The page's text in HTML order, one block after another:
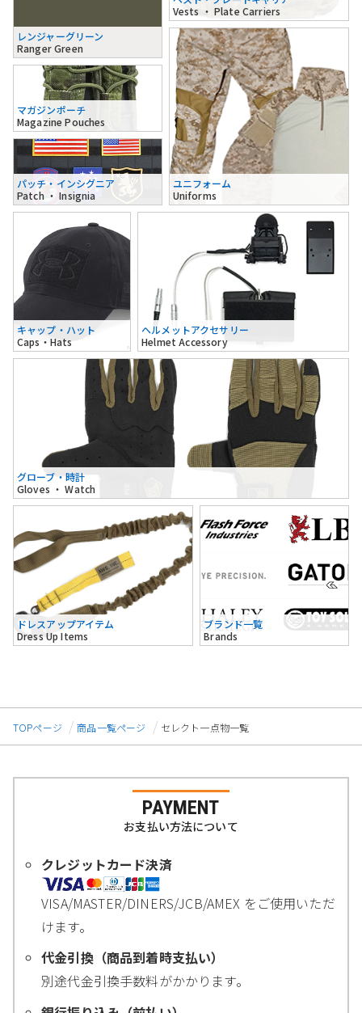
レンジャーグリーン
Ranger Green
Vests ・ Plate Carriers
マガジンポーチ
Magazine Pouches
パッチ・インシグニア
Patch ・ Insignia
ユニフォーム
Uniforms
キャップ・ハット
Caps・Hats
ヘルメットアクセサリー
Helmet Accessory
グローブ・時計
Gloves ・ Watch
ドレスアップアイテム
Dress Up Items
ブランド一覧
Brands
TOPページ 商品一覧ページ セレクト一点物一覧
PAYMENT
お支払い方法について
クレジットカード決済
VISA/MASTER/DINERS/JCB/AMEX をご使用いただ
けます。
代金引換（商品到着時支払い）
別途代金引換手数料がかかります。